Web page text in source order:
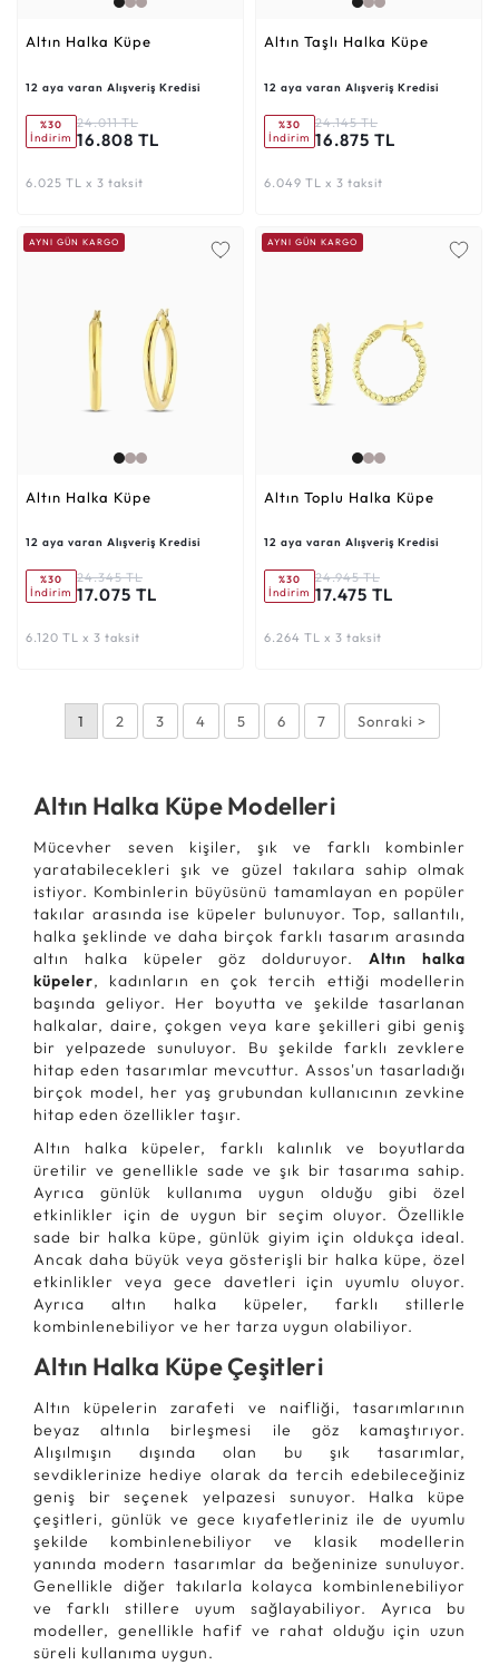
Altın Halka Küpe
12 aya varan Alışveriş Kredisi
%30
İndirim
24.011 TL
16.808 TL
6.025 TL x 3 taksit
Altın Taşlı Halka Küpe
12 aya varan Alışveriş Kredisi
%30
İndirim
24.145 TL
16.875 TL
6.049 TL x 3 taksit
AYNI GÜN KARGO
Altın Halka Küpe
12 aya varan Alışveriş Kredisi
%30
İndirim
24.345 TL
17.075 TL
6.120 TL x 3 taksit
AYNI GÜN KARGO
Altın Toplu Halka Küpe
12 aya varan Alışveriş Kredisi
%30
İndirim
24.945 TL
17.475 TL
6.264 TL x 3 taksit
1 2 3 4 5 6 7 Sonraki >
Altın Halka Küpe Modelleri
Mücevher seven kişiler, şık ve farklı kombinler
yaratabilecekleri şık ve güzel takılara sahip olmak
istiyor. Kombinlerin büyüsünü tamamlayan en popüler
takılar arasında ise küpeler bulunuyor. Top, sallantılı,
halka şeklinde ve daha birçok farklı tasarım arasında
altın halka küpeler göz dolduruyor.Altın halka
küpeler, kadınların en çok tercih ettiği modellerin
başında geliyor. Her boyutta ve şekilde tasarlanan
halkalar, daire, çokgen veya kare şekilleri gibi geniş
bir yelpazede sunuluyor. Bu şekilde farklı zevklere
hitap eden tasarımlar mevcuttur. Assos'un tasarladığı
birçok model, her yaş grubundan kullanıcının zevkine
hitap eden özellikler taşır.
Altın halka küpeler, farklı kalınlık ve boyutlarda
üretilir ve genellikle sade ve şık bir tasarıma sahip.
Ayrıca günlük kullanıma uygun olduğu gibi özel
etkinlikler için de uygun bir seçim oluyor. Özellikle
sade bir halka küpe, günlük giyim için oldukça ideal.
Ancak daha büyük veya gösterişli bir halka küpe, özel
etkinlikler veya gece davetleri için uyumlu oluyor.
Ayrıca altın halka küpeler, farklı stillerle
kombinlenebiliyor ve her tarza uygun olabiliyor.
Altın Halka Küpe Çeşitleri
Altın küpelerin zarafeti ve naifliği, tasarımlarının
beyaz altınla birleşmesi ile göz kamaştırıyor.
Alışılmışın dışında olan bu şık tasarımlar,
sevdiklerinize hediye olarak da tercih edebileceğiniz
geniş bir seçenek yelpazesi sunuyor. Halka küpe
çeşitleri, günlük ve gece kıyafetleriniz ile de uyumlu
şekilde kombinlenebiliyor ve klasik modellerin
yanında modern tasarımlar da beğeninize sunuluyor.
Genellikle diğer takılarla kolayca kombinlenebiliyor
ve farklı stillere uyum sağlayabiliyor. Ayrıca bu
modeller, genellikle hafif ve rahat olduğu için uzun
süreli kullanıma uygun.